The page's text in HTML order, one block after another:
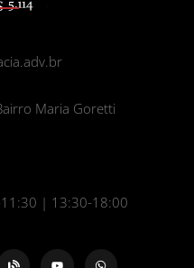
Maria Goretti
11:30 | 13:30-18:00